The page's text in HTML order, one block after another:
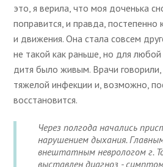
это, я верила, что моя доченька
поправится, и правда, постепенно
и движения. Она стала совсем
не такой как раньше, но для
дитя было живым. Врачи
тяжелой инфекции и, возможно,
восстановится.
Через полгода начались
нарушением дыхания.
внештатным неврологом г.
выставлен диагноз -